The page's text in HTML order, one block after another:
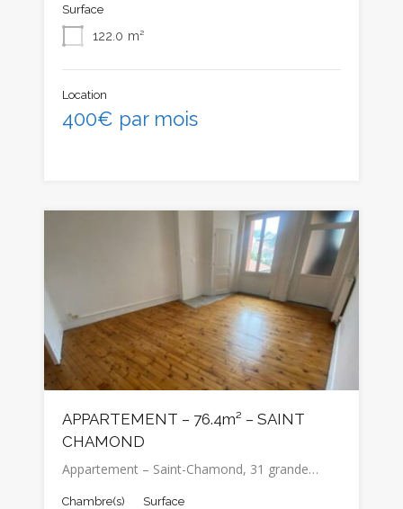
Surface
122.0 m²
Location
400€ par mois
APPARTEMENT – 76.4m² – SAINT
CHAMOND
Appartement – Saint-Chamond, 31 grande…
Chambre(s) Surface